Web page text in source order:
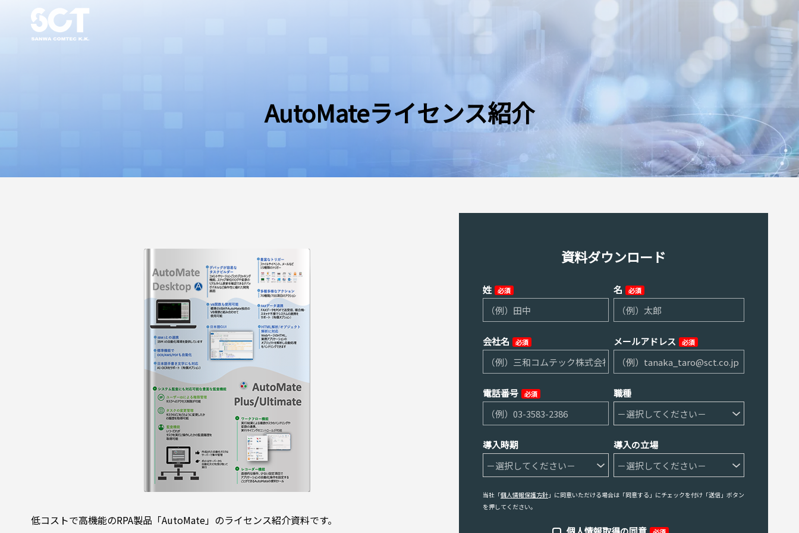
AutoMateライセンス紹介
低コストで高機能のRPA製品「AutoMate」のライセンス紹介資料です。
資料ダウンロード
姓 必須 名 必須
会社名 必須 メールアドレス 必須
電話番号 必須 職種
導入時期 導入の立場
当社「個人情報保護方針 」に同意いただける場合は「同意する」にチェックを付け「送信」ボタン
を押してください。